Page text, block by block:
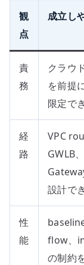
観
点
成立し
責
務
クラウ
を前提
限定で
経
路
VPC
GWLB
設計で
性
能
flow、
の制約